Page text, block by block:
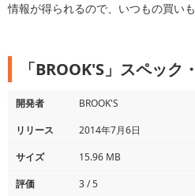
情報が得られるので、いつもの買い
「BROOK'S」スペック
開発者
BROOK'S
リリース
2014年7月6日
サイズ
15.96 MB
評価
3 / 5